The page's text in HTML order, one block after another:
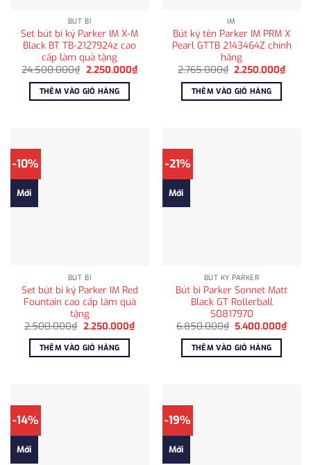
BÚT BI
Set bút bi ký Parker IM X-M
Black BT TB-2127924z cao
cấp làm quà tặng
24.500.000₫ Giá
là:
24.500.000₫.
2.250.000₫Giá
THÊM VÀO GIỎ HÀNG
IM
Bút ký tên Parker IM PRM X
Pearl GTTB 2143464Z chính
hãng
2.765.000₫ Giá
là:
2.765.000₫.
2.250.000₫Giá
THÊM VÀO GIỎ HÀNG
-10%
Mới
BÚT BI
Set bút bi ký Parker IM Red
Fountain cao cấp làm quà
tặng
2.500.000₫ Giá
là:
2.500.000₫.
2.250.000₫Giá
hiện
2.250.000₫.
THÊM VÀO GIỎ HÀNG
-21%
Mới
BÚT KÝ PARKER
Bút bi Parker Sonnet Matt
Black GT Rollerball
S0817970
6.850.000₫ Giá
là:
6.850.000₫.
5.400.000₫Giá
hiện
THÊM VÀO GIỎ HÀNG
-14%
Mới
-19%
Mới